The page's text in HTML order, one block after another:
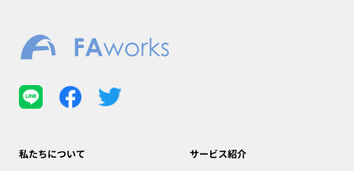
私たちについて
サービス紹介